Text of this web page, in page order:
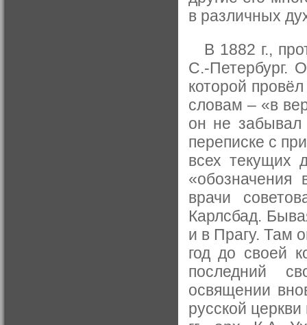
в различных
В 1882 г.,
С.-Петербург.
которой
словам – «в
он не забывал
переписке с
всех текущих
«обозначения
врачи
Карлсбад.
и в Прагу. Там
год до своей
последний
освящении
русской